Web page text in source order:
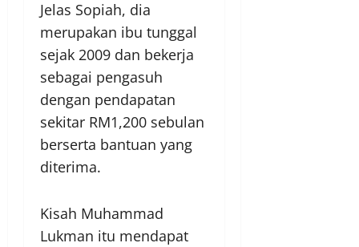
Jelas Sopiah, dia
merupakan ibu tunggal
sejak 2009 dan bekerja
sebagai pengasuh
dengan pendapatan
sekitar RM1,200 sebulan
berserta bantuan yang
diterima.
Kisah Muhammad
Lukman itu mendapat